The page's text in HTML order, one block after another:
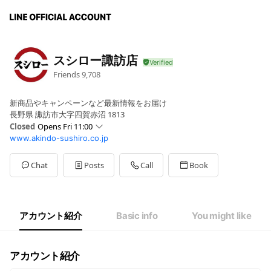
スシロー諏訪店
Friends9,708
新商品やキャンペーンなど最新情報をお届け
長野県 諏訪市大字四賀赤沼 1813
Closed Opens Fri 11:00
Mon11:00 - 23:00
Tue11:00 - 23:00
Wed11:00 - 23:00
Thu11:00 - 23:00
10:30 - 23:00
※年末年始・GW・お盆の営業内容はHPをご確認ください。
www.akindo-sushiro.co.jp
Chat Posts Call Book
アカウント紹介 Basic info You might like
アカウント紹介